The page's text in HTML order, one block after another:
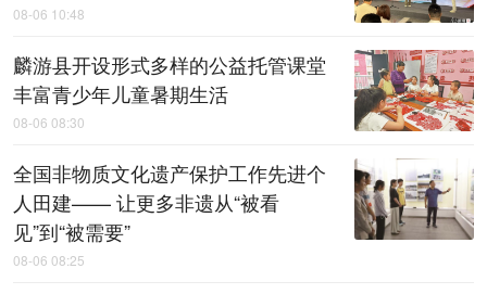
08-06 10:48
麟游县开设形式多样的公益托管课堂
丰富青少年儿童暑期生活
08-06 08:30
全国非物质文化遗产保护工作先进个
人田建—— 让更多非遗从“被看
见”到“被需要”
08-06 08:25